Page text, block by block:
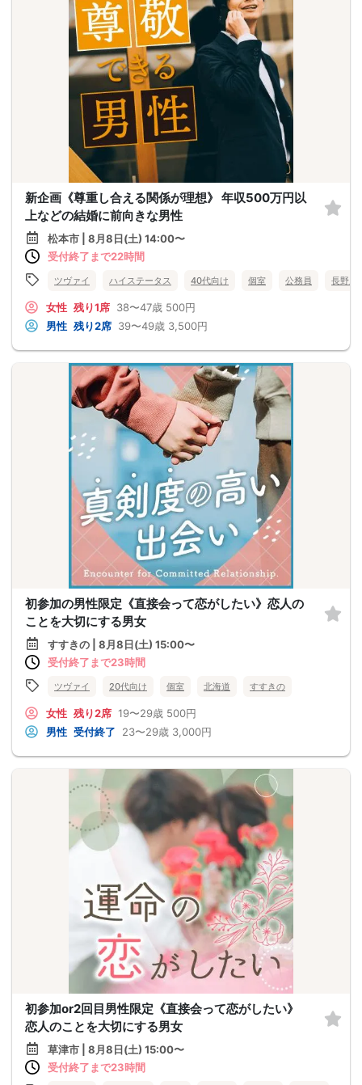
新企画《尊重し合える関係が理想》 年収500万円以
上などの結婚に前向きな男性
松本市 | 8月8日(土) 14:00〜
受付終了まで22時間
ツヴァイ ハイステータス 40代向け 個室 公務員 長野県
女性 残り1席 38〜47歳 500円
男性 残り2席 39〜49歳 3,500円
初参加の男性限定《直接会って恋がしたい》恋人の
ことを大切にする男女
すすきの | 8月8日(土) 15:00〜
受付終了まで23時間
ツヴァイ 20代向け 個室 北海道 すすきの
女性 残り2席 19〜29歳 500円
男性 受付終了 23〜29歳 3,000円
初参加or2回目男性限定《直接会って恋がしたい》
恋人のことを大切にする男女
草津市 | 8月8日(土) 15:00〜
受付終了まで23時間